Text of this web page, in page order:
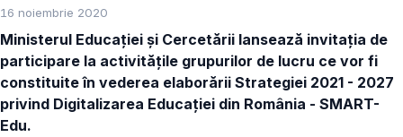
16 noiembrie 2020
Ministerul Educației și Cercetării lansează invitația de
participare la activitățile grupurilor de lucru ce vor fi
constituite în vederea elaborării Strategiei 2021 - 2027
privind Digitalizarea Educației din România - SMART-
Edu.